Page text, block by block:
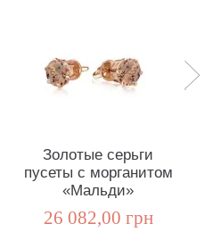
Золотые серьги
пусеты с морганитом
«Мальди»
26 082,00 грн